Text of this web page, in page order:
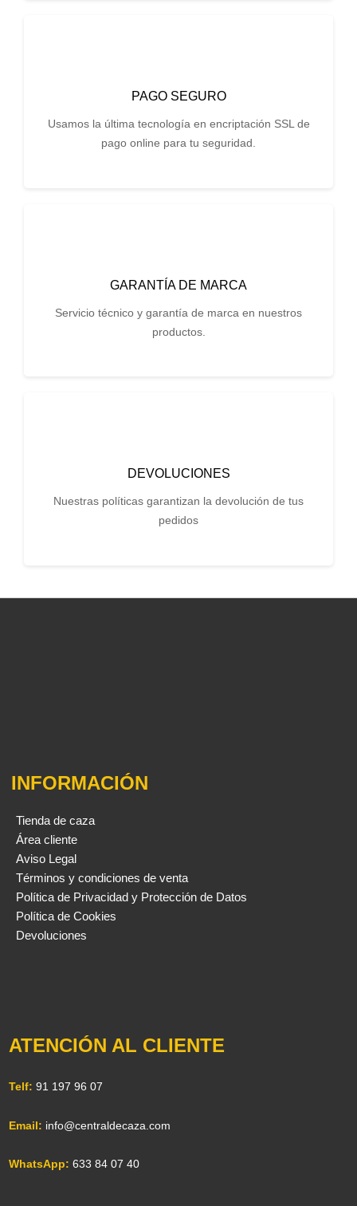
PAGO SEGURO
Usamos la última tecnología en encriptación SSL de
pago online para tu seguridad.
GARANTÍA DE MARCA
Servicio técnico y garantía de marca en nuestros
productos.
DEVOLUCIONES
Nuestras políticas garantizan la devolución de tus
pedidos
INFORMACIÓN
Tienda de caza
Área cliente
Aviso Legal
Términos y condiciones de venta
Política de Privacidad y Protección de Datos
Política de Cookies
Devoluciones
ATENCIÓN AL CLIENTE
Telf: 91 197 96 07
Email: info@centraldecaza.com
WhatsApp: 633 84 07 40